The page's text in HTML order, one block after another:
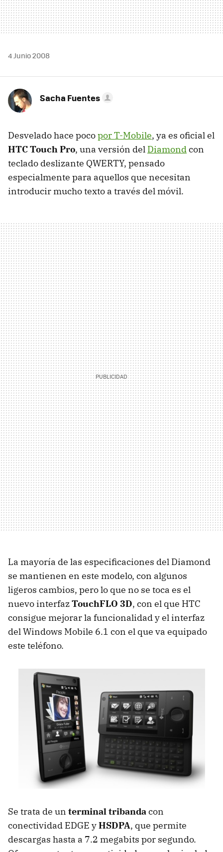
4 Junio 2008
Sacha Fuentes
Desvelado hace pocopor T-Mobile, ya es oficial el
HTC Touch Pro, una versión del Diamondcon
teclado deslizante QWERTY, pensado
especialmente para aquellos que necesitan
introducir mucho texto a través del móvil.
La mayoría de las especificaciones del Diamond
se mantienen en este modelo, con algunos
ligeros cambios, pero lo que no se toca es el
nuevo interfazTouchFLO 3D, con el que HTC
consigue mejorar la funcionalidad y el interfaz
del Windows Mobile 6.1 con el que va equipado
este teléfono.
Se trata de un terminal tribandacon
conectividad EDGE yHSDPA, que permite
descargas hasta a 7.2 megabits por segundo.